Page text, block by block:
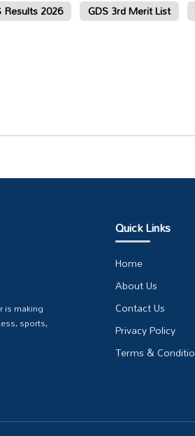
Results 2026 GDS 3rd Merit List
is making
sports,
Quick Links
Home
About Us
Contact Us
Privacy Policy
Terms &